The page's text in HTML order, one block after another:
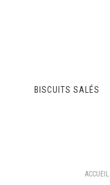
BISCUITS SALÉS
ACCUEIL